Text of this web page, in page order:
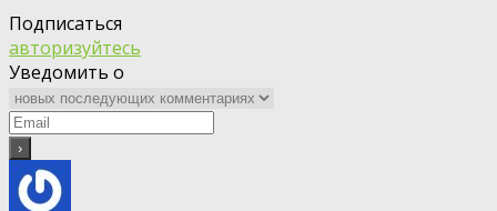
Подписаться
авторизуйтесь
Уведомить о